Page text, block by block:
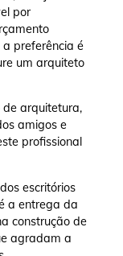
por
a preferência é
um arquiteto
de arquitetura,
amigos e
profissional
escritórios
a entrega da
construção de
agradam a